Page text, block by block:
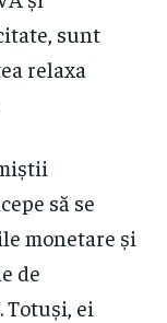
sunt
relaxa
să se
monetare și
de
Totuși, ei